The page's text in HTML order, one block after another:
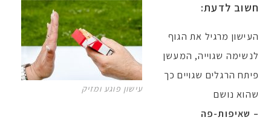
עישון פוגע ומזיק
חשוב לדעת:
העישון מרגיל את הגוף
לנשימה שגוייה, המעשן
פיתח הרגלים שגויים כך
שהוא נושם
– שאיפות-פה